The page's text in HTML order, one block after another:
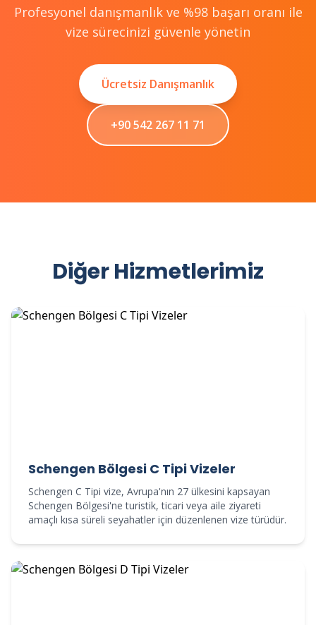
Profesyonel danışmanlık ve %98 başarı oranı ile
vize sürecinizi güvenle yönetin
Ücretsiz Danışmanlık
+90 542 267 11 71
Diğer Hizmetlerimiz
Schengen Bölgesi C Tipi Vizeler
Schengen C Tipi vize, Avrupa'nın 27 ülkesini kapsayan
Schengen Bölgesi'ne turistik, ticari veya aile ziyareti
amaçlı kısa süreli seyahatler için düzenlenen vize türüdür.